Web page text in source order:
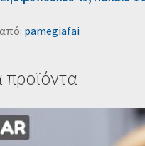
pamegiafai
προϊόντα